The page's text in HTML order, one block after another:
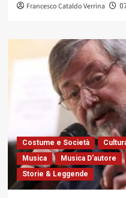
Francesco Cataldo Verrina
Costume e Società
Musica
Musica D'autore
Storie & Leggende